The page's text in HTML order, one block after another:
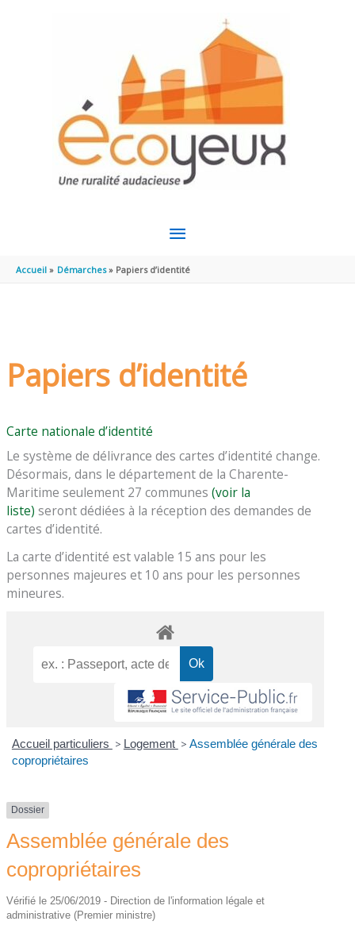
MENU
PRINCIPAL
Accueil Démarches Papiers d’identité
Papiers d’identité
Carte nationale d’identité
Le système de délivrance des cartes d’identité change.
Désormais, dans le département de la Charente-
Maritime seulement 27 communes(voir la
liste) seront dédiées à la réception des demandes de
cartes d’identité.
La carte d’identité est valable 15 ans pour les
personnes majeures et 10 ans pour les personnes
mineures.
Accueil particuliers > Logement > Assemblée générale des
copropriétaires
Dossier
Assemblée générale des
copropriétaires
Vérifié le 25/06/2019 - Direction de l'information légale et
administrative (Premier ministre)